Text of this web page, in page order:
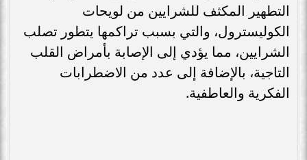
التطهير المكثف للشرايين من لويحات
الكوليسترول، والتي بسبب تراكمها يتطور تصلب
الشرايين، مما يؤدي إلى الإصابة بأمراض القلب
التاجية، بالإضافة إلى عدد من الاضطرابات
الفكرية والعاطفية.